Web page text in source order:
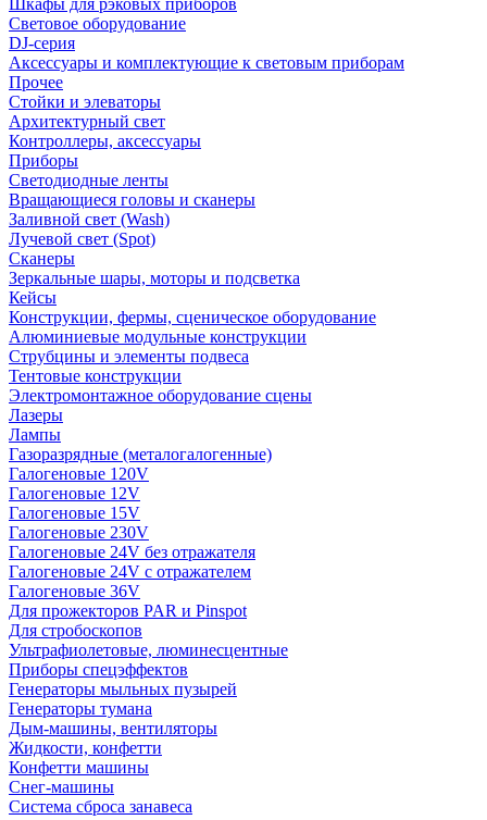
Шкафы для рэковых приборов
Световое оборудование
DJ-серия
Аксессуары и комплектующие к световым приборам
Прочее
Стойки и элеваторы
Архитектурный свет
Контроллеры, аксессуары
Приборы
Светодиодные ленты
Вращающиеся головы и сканеры
Заливной свет (Wash)
Лучевой свет (Spot)
Сканеры
Зеркальные шары, моторы и подсветка
Кейсы
Конструкции, фермы, сценическое оборудование
Алюминиевые модульные конструкции
Струбцины и элементы подвеса
Тентовые конструкции
Электромонтажное оборудование сцены
Лазеры
Лампы
Газоразрядные (металогалогенные)
Галогеновые 120V
Галогеновые 12V
Галогеновые 15V
Галогеновые 230V
Галогеновые 24V без отражателя
Галогеновые 24V с отражателем
Галогеновые 36V
Для прожекторов PAR и Pinspot
Для стробоскопов
Ультрафиолетовые, люминесцентные
Приборы спецэффектов
Генераторы мыльных пузырей
Генераторы тумана
Дым-машины, вентиляторы
Жидкости, конфетти
Конфетти машины
Снег-машины
Система сброса занавеса